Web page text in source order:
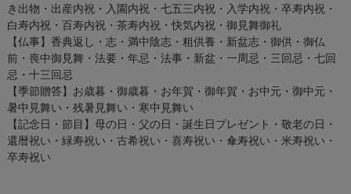
き出物・出産内祝・入園内祝・七五三内祝・入学内祝・卒寿内祝・
白寿内祝・百寿内祝・茶寿内祝・快気内祝・御見舞御礼
【仏事】香典返し・志・満中陰志・粗供養・新盆志・御供・御仏
前・喪中御見舞・法要・年忌・法事・新盆・一周忌・三回忌・七回
忌・十三回忌
【季節贈答】お歳暮・御歳暮・お年賀・御年賀・お中元・御中元・
暑中見舞い・残暑見舞い・寒中見舞い
【記念日・節目】母の日・父の日・誕生日プレゼント・敬老の日・
還暦祝い・緑寿祝い・古希祝い・喜寿祝い・傘寿祝い・米寿祝い・
卒寿祝い